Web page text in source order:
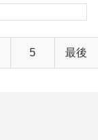
5 最後